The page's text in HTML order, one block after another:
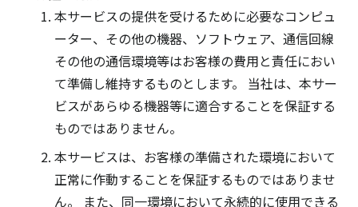
本サービスの提供を受けるために必要なコンピュ
ーター、その他の機器、ソフトウェア、通信回線
その他の通信環境等はお客様の費用と責任におい
て準備し維持するものとします。 当社は、本サー
ビスがあらゆる機器等に適合することを保証する
ものではありません。
本サービスは、お客様の準備された環境において
正常に作動することを保証するものではありませ
ん。 また、同一環境において永続的に使用できる